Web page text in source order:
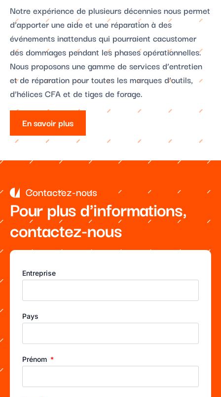
Notre expérience de plusieurs décennies nous permet
d’apporter une aide et une réparation à des
événements inattendus qui pourraient cacustomer
des dommages pendant les phases opérationnelles.
Nous proposons une gamme de services d’entretien
et de réparation pour toutes les marques d’outils,
d’hélices CFA et de tiges de forage.
En savoir plus
Contactez-nous
Pour plus d'informations,
contactez-nous
Entreprise
Pays
Prénom